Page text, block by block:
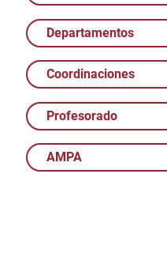
Departamentos
Coordinaciones
Profesorado
AMPA